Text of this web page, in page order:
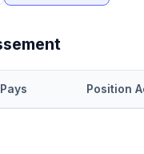
Pays Position